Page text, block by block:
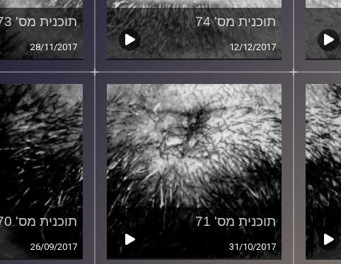
תוכנית מס' 74
12/12/2017
תוכנית מס' 73
28/11/2017
תוכנית מס' 71
31/10/2017
תוכנית מס' 70
26/09/2017